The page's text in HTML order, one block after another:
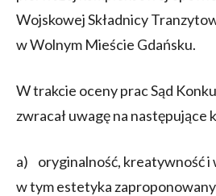
Wojskowej Składnicy
w Wolnym Mieście Gdańsku.
W trakcie oceny prac Sąd
zwracał uwagę na następujące
a) oryginalność, kreatywność i
w tym estetyka